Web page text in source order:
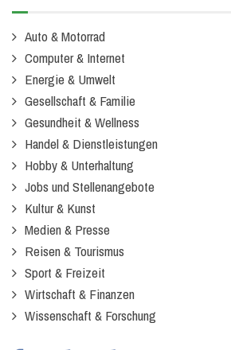
Auto & Motorrad
Computer & Internet
Energie & Umwelt
Gesellschaft & Familie
Gesundheit & Wellness
Handel & Dienstleistungen
Hobby & Unterhaltung
Jobs und Stellenangebote
Kultur & Kunst
Medien & Presse
Reisen & Tourismus
Sport & Freizeit
Wirtschaft & Finanzen
Wissenschaft & Forschung